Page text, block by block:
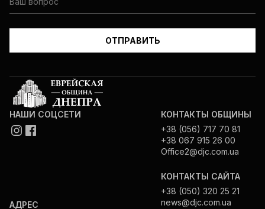
НАШИ СОЦСЕТИ
АДРЕС
КОНТАКТЫ ОБЩИНЫ
+38 (056) 717 70 81
+38 067 915 26 00
Office2@djc.com.ua
КОНТАКТЫ САЙТА
+38 (050) 320 25 21
news@djc.com.ua